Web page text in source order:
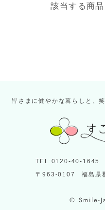
該当する商品
皆さまに健やかな暮らしと、
TEL:0120-40-1645
〒963-0107 福島県
© Smile-